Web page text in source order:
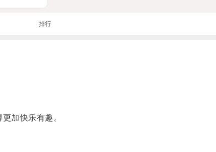
排行
加快乐有趣。